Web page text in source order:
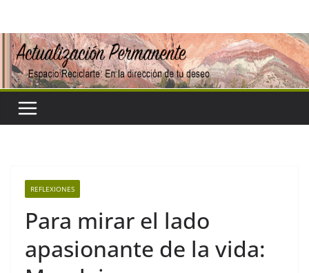
contenido
REFLEXIONES
Para mirar el lado
apasionante de la vida: